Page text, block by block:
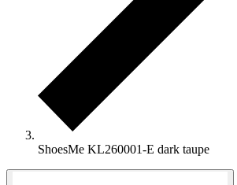
ShoesMe KL260001-E dark taupe